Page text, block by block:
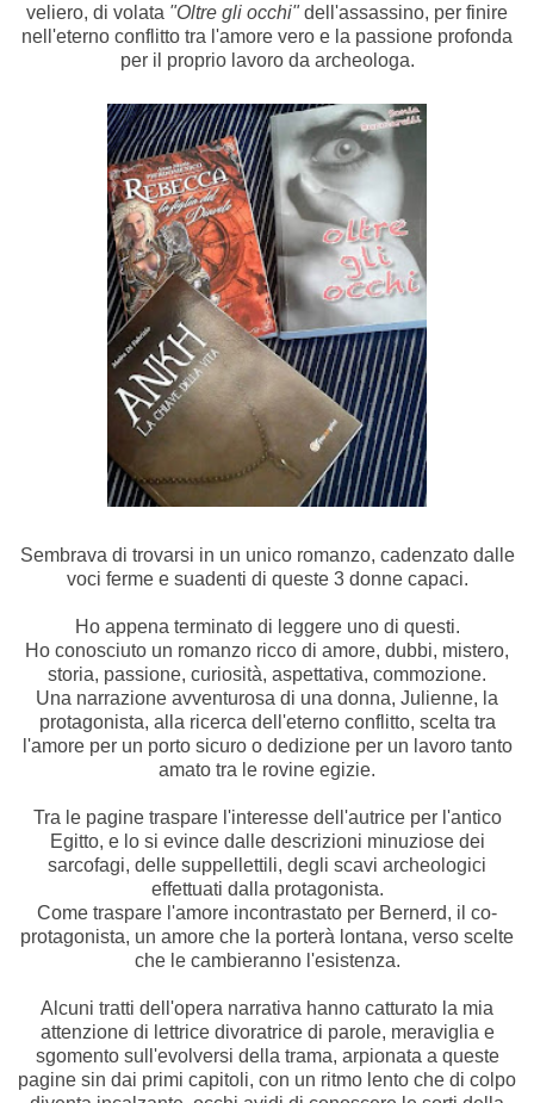
veliero, di volata "Oltre gli occhi"dell'assassino, per finire
nell'eterno conflitto tra l'amore vero e la passione profonda
per il proprio lavoro da archeologa.
Sembrava di trovarsi in un unico romanzo, cadenzato dalle
voci ferme e suadenti di queste 3 donne capaci.
Ho appena terminato di leggere uno di questi.
Ho conosciuto un romanzo ricco di amore, dubbi, mistero,
storia, passione, curiosità, aspettativa, commozione.
Una narrazione avventurosa di una donna, Julienne, la
protagonista, alla ricerca dell'eterno conflitto, scelta tra
l'amore per un porto sicuro o dedizione per un lavoro tanto
amato tra le rovine egizie.
Tra le pagine traspare l'interesse dell'autrice per l'antico
Egitto, e lo si evince dalle descrizioni minuziose dei
sarcofagi, delle suppellettili, degli scavi archeologici
effettuati dalla protagonista.
Come traspare l'amore incontrastato per Bernerd, il co-
protagonista, un amore che la porterà lontana, verso scelte
che le cambieranno l'esistenza.
Alcuni tratti dell'opera narrativa hanno catturato la mia
attenzione di lettrice divoratrice di parole, meraviglia e
sgomento sull'evolversi della trama, arpionata a queste
pagine sin dai primi capitoli, con un ritmo lento che di colpo